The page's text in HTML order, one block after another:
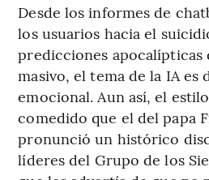
Desde los informes de
los usuarios hacia el
predicciones apocalípticas
masivo, el tema de la IA es
emocional. Aun así, el
comedido que el del papa
pronunció un histórico
líderes del Grupo de los